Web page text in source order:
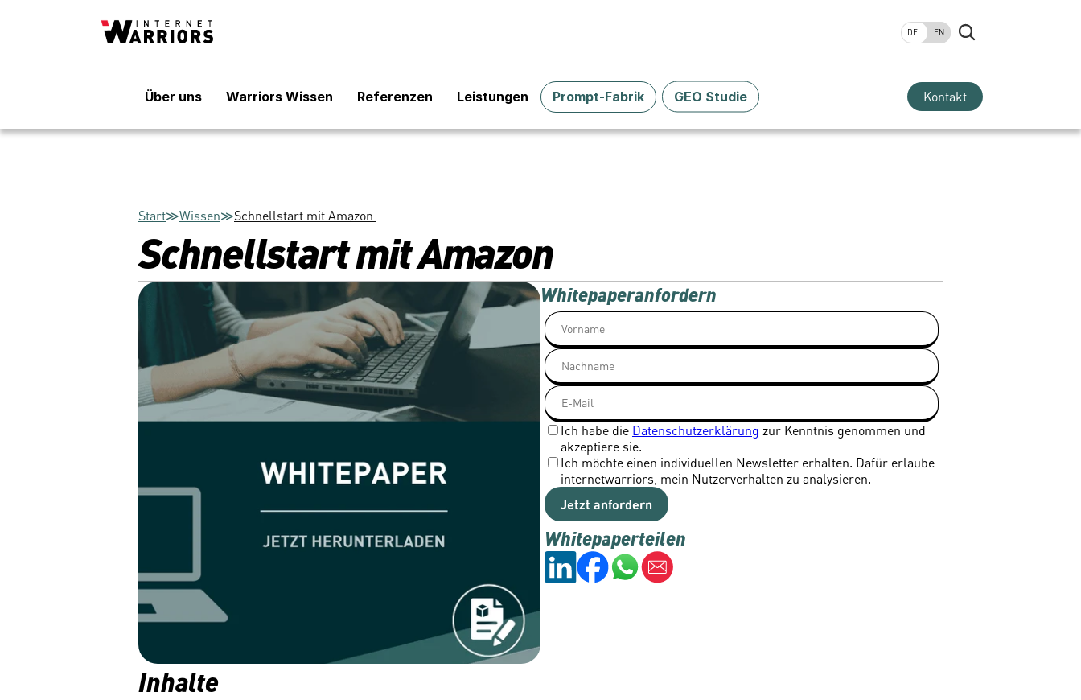
DE EN
Über uns Warriors Wissen Referenzen Leistungen Prompt-Fabrik GEO Studie Kontakt
Start≫Wissen≫Schnellstart mit Amazon
Schnellstart mit Amazon
Inhalte
Whitepaperanfordern
Ich habe die Datenschutzerklärung zur Kenntnis genommen und
akzeptiere sie.
Ich möchte einen individuellen Newsletter erhalten. Dafür erlaube
internetwarriors, mein Nutzerverhalten zu analysieren.
Jetzt anfordern
Whitepaperteilen